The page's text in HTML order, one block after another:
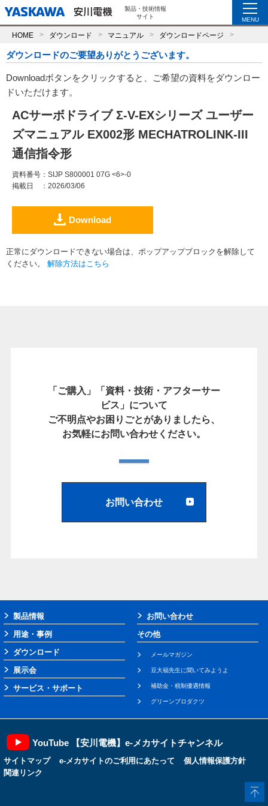
製品・技術情報
サイト
MENU
HOME ダウンロード マニュアル ダウンロードページ
ダウンロードのご要望ありがとうございます。
Downloadボタンをクリックすると、ご希望の資料をダウンロー
ドいただけます。
ACサーボドライブ Σ-V-EXシリーズ ユーザー
ズマニュアル EX002形 MECHATROLINK-III
通信指令形
資料番号 ：SIJP S800001 07G <6>-0
掲載日
：2026/03/06
Download
正常にダウンロードできない場合は、ポップアップブロックを解除して
ください。 解除方法はこちら
「ご購入」「資料・技術・アフターサー
ビス」について
ご不明点やお困りごとがありましたら、
お気軽にお問い合わせください。
お問い合わせ
製品情報
用途・事例
ダウンロード
展示会
サービス・サポート
お問い合わせ
その他
メールマガジン
豆大福先生に聞いてみようよ
補助金・税制優遇情報
グリーンプロダクツ
YouTube 【安川電機】e-メカサイトチャンネル
サイトマップ e-メカサイトのご利用にあたって
個人情報保護方針
関連リンク